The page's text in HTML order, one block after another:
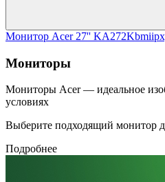
Монитор Acer 27''
Мониторы
Мониторы Acer — идеальное
условиях
Выберите подходящий монитор
Подробнее